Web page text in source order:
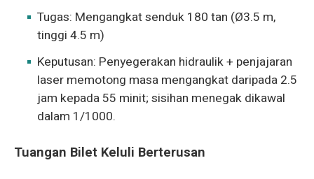
Tugas: Mengangkat senduk 180 tan (Ø3.5 m,
tinggi 4.5 m)
Keputusan: Penyegerakan hidraulik + penjajaran
laser memotong masa mengangkat daripada 2.5
jam kepada 55 minit; sisihan menegak dikawal
dalam 1/1000.
Tuangan Bilet Keluli Berterusan